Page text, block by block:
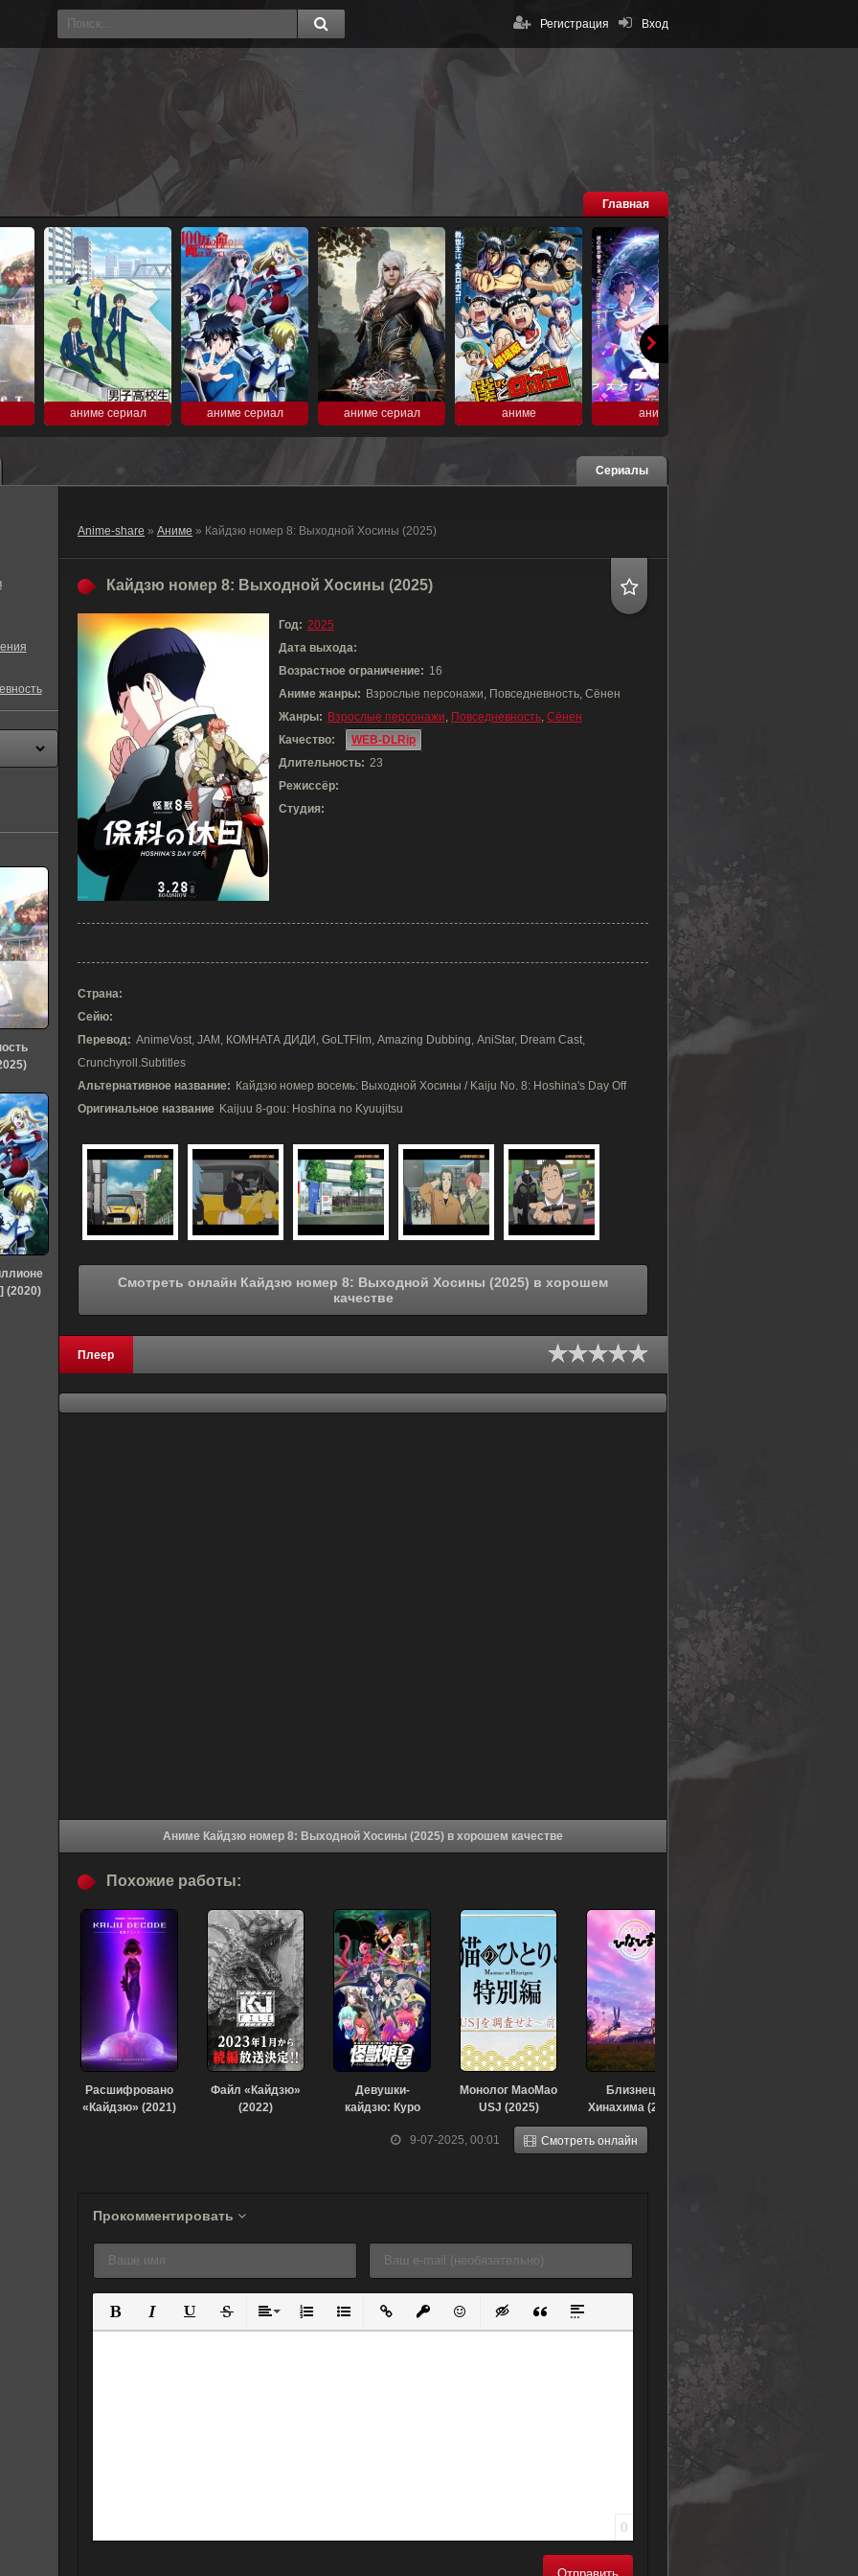
Вход
Регистрация
Главная
аниме сериал аниме сериал аниме сериал аниме аниме
Сериалы
Anime-share » Аниме » Кайдзю номер 8: Выходной Хосины (2025)
Кайдзю номер 8: Выходной Хосины (2025)
Год: 2025
Дата выхода:
Возрастное ограничение: 16
Аниме жанры: Взрослые персонажи, Повседневность, Сёнен
Жанры: Взрослые персонажи, Повседневность, Сёнен
Качество:
WEB-DLRip
Длительность: 23
Режиссёр:
Студия:
Страна:
Сейю:
Перевод: AnimeVost, JAM, КОМНАТА ДИДИ, GoLTFilm, Amazing Dubbing, AniStar, Dream Cast,
Crunchyroll.Subtitles
Альтернативное название: Кайдзю номер восемь: Выходной Хосины / Kaiju No. 8: Hoshina's Day Off
Оригинальное название Kaijuu 8-gou: Hoshina no Kyuujitsu
Смотреть онлайн Кайдзю номер 8: Выходной Хосины (2025) в хорошем
качестве
Плеер
Аниме Кайдзю номер 8: Выходной Хосины (2025) в хорошем качестве
9-07-2025, 00:01 Смотреть онлайн
Похожие работы:
Расшифровано
«Кайдзю» (2021)
Файл «Кайдзю»
(2022)
Девушки-
кайдзю: Куро
Монолог МаоМао
USJ (2025)
Близнецы
Хинахима (2025)
Прокомментировать
Полужирный
КурсивПодчеркнутый
ЗачеркнутыйВыравнивание
Нумерованный список
Маркированный список
Вставить ссылку
Вставить защищенную ссылку
Вставить смайлик
Вставка скрытого текста
Вставка цитаты
Вставка спойлера
0
(2020)